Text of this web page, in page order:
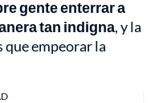
gente enterrar a
tan indigna, y la
que empeorar la